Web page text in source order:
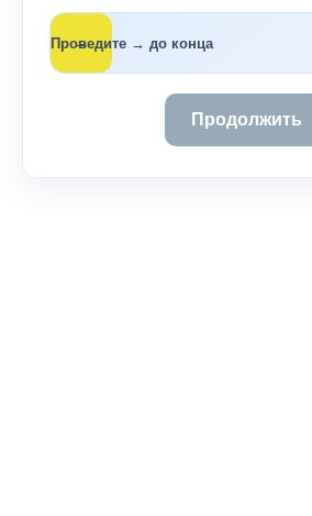
Проведите → до конца
→
Продолжить